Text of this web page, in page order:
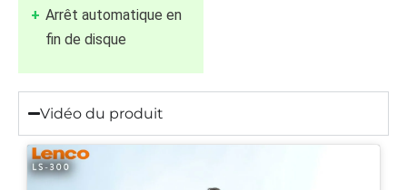
Arrêt automatique en
fin de disque
Vidéo du produit